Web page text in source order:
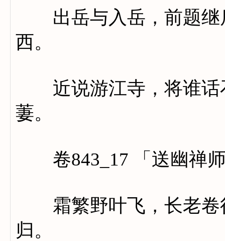
出岳与入岳，前题继
西。
近说游江寺，将谁话
萋。
卷843_17 「送幽禅
霜繁野叶飞，长老卷
归。